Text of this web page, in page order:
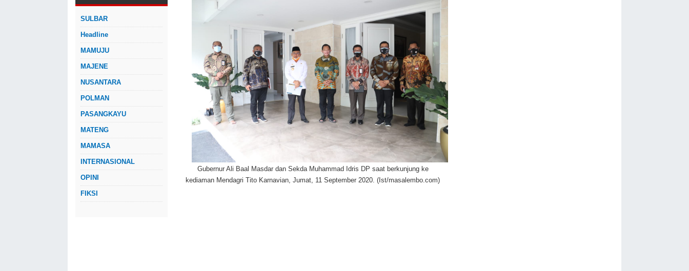
SULBAR
Headline
MAMUJU
MAJENE
NUSANTARA
POLMAN
PASANGKAYU
MATENG
MAMASA
INTERNASIONAL
OPINI
FIKSI
Gubernur Ali Baal Masdar dan Sekda Muhammad Idris DP saat berkunjung ke
kediaman Mendagri Tito Karnavian, Jumat, 11 September 2020. (Ist/masalembo.com)